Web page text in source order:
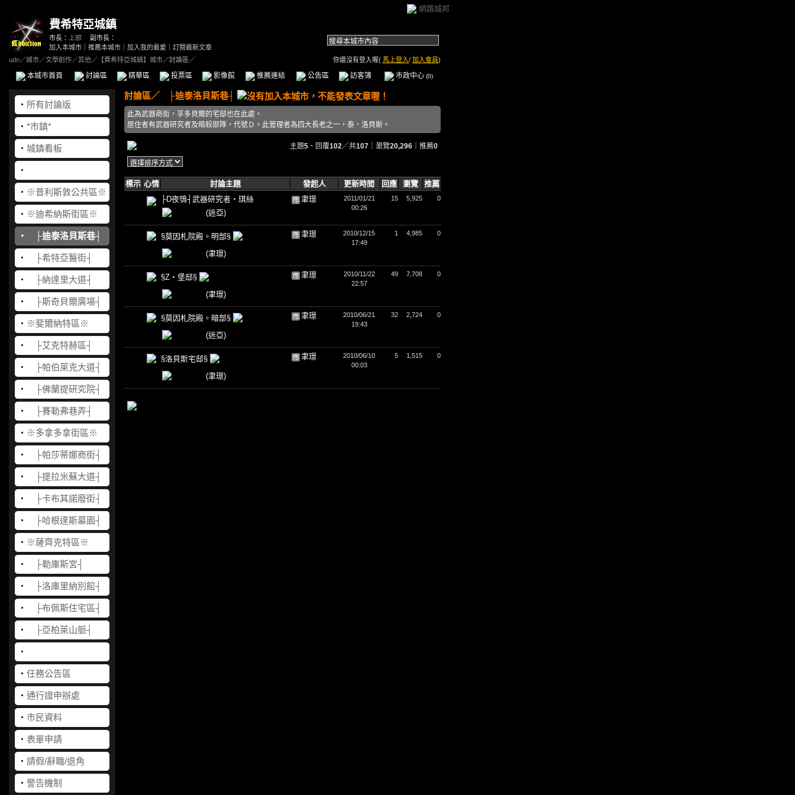
網路城邦
費希特亞城鎮
市長： 上邪
副市長：
加入本城市
推薦本城市 加入我的最愛
訂閱最新文章
udn／城市／文學創作／其他／ 【費希特亞城鎮】城市／討論區／ 你還沒有登入喔( 馬上登入/ 加入會員)
本城市首頁 討論區 精華區 投票區 影像館 推薦連結 公告區 訪客簿 市政中心 (0)
‧ 所有討論版
‧ *市鎮*
‧ 城鎮看板
‧
‧ ※普利斯敦公共區※
‧ ※迪希納斯街區※
‧ ├迪泰洛貝斯巷┤
‧ ├希特亞醫街┤
‧ ├納達里大道┤
‧ ├斯奇貝爾廣場┤
‧ ※斐爾納特區※
‧ ├艾克特赫區┤
‧ ├帕伯萊克大道┤
‧ ├佛蘭提研究院┤
‧ ├賽勒弗巷弄┤
‧ ※多拿多拿街區※
‧ ├帕莎蒂娜商街┤
‧ ├提拉米蘇大道┤
‧ ├卡布其諾廢街┤
‧ ├哈根達斯墓園┤
‧ ※薩齊克特區※
‧ ├勒庫斯宮┤
‧ ├洛庫里納別館┤
‧ ├布佩斯住宅區┤
‧ ├亞柏萊山脈┤
‧
‧ 任務公告區
‧ 通行證申辦處
‧ 市民資料
‧ 表單申請
‧ 請假/辭職/退角
‧ 警告機制
討論區／ ├迪泰洛貝斯巷┤
此為武器商街，孚多貝爾的宅邸也在此處。
居住者有武器研究者及暗殺部隊，代號Ｄ。此管理者為四大長老之一，泰‧洛貝斯。
主題5 、回覆102／共107 ｜瀏覽20,296 ｜推薦0
標示 心情 討論主題 發起人 更新時間 回應 瀏覽
推薦
├D夜鴞┤武器研究者‧琪絲
(迷亞)
聿璟
2011/01/21
00:26
15 5,925 0
§莫因札院殿。明部§
(聿璟)
聿璟
2010/12/15
17:49
1 4,985 0
§Z‧堡邸§
(聿璟)
聿璟
2010/11/22
22:57
49 7,708 0
§莫因札院殿。暗部§
(迷亞)
聿璟
2010/06/21
19:43
32 2,724 0
§洛貝斯宅邸§
(聿璟)
聿璟
2010/06/10
00:03
5 1,515 0